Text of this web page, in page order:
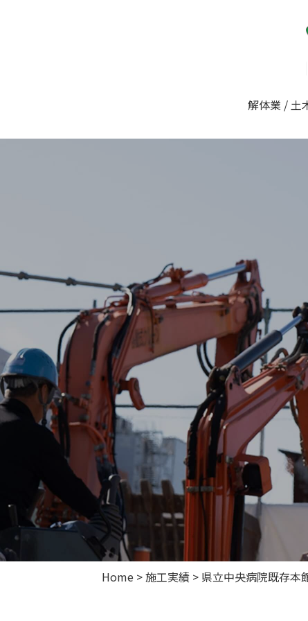
解体業 / 土
Home >施工実績 > 県立中央病院既存本